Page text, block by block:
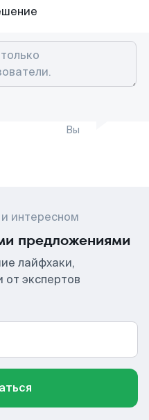
Вы
интересном
предложениями
лайфхаки,
экспертов